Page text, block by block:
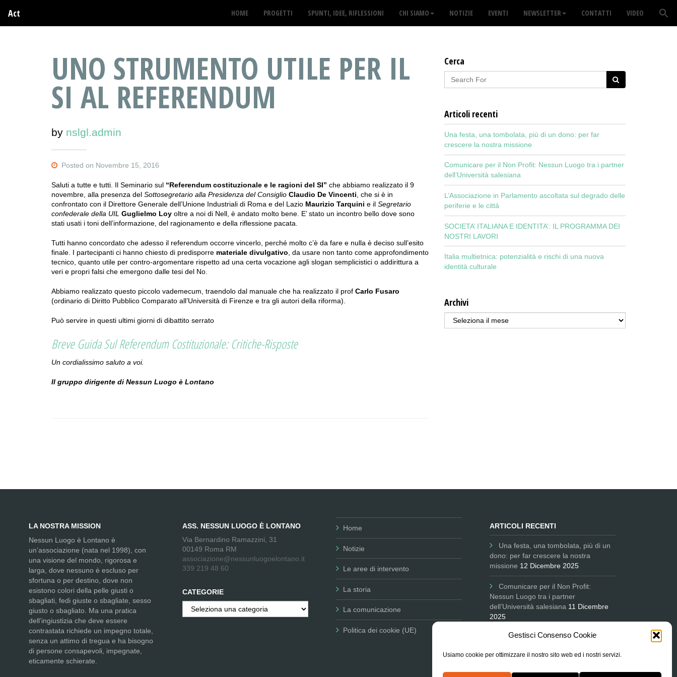
Gestisci Consenso Cookie
Usiamo cookie per ottimizzare il nostro sito web ed i nostri servizi.
Act HOME PROGETTI SPUNTI, IDEE, RIFLESSIONI CHI SIAMO NOTIZIE EVENTI NEWSLETTER CONTATTI VIDEO
UNO STRUMENTO UTILE PER IL
SI AL REFERENDUM
by nslgl.admin
Posted on Novembre 15, 2016
Saluti a tutte e tutti. Il Seminario sul “Referendum costituzionale e le ragioni del SI” che abbiamo realizzato il 9
novembre, alla presenza del Sottosegretario alla Presidenza del Consiglio Claudio De Vincenti, che si è in
confrontato con il Direttore Generale dell’Unione Industriali di Roma e del Lazio Maurizio Tarquini e il Segretario
confederale della UIL Guglielmo Loy oltre a noi di Nell, è andato molto bene. E’ stato un incontro bello dove sono
stati usati i toni dell’informazione, del ragionamento e della riflessione pacata.
Tutti hanno concordato che adesso il referendum occorre vincerlo, perché molto c’è da fare e nulla è deciso sull’esito
finale. I partecipanti ci hanno chiesto di predisporre materiale divulgativo, da usare non tanto come approfondimento
tecnico, quanto utile per contro-argomentare rispetto ad una certa vocazione agli slogan semplicistici o addirittura a
veri e propri falsi che emergono dalle tesi del No.
Abbiamo realizzato questo piccolo vademecum, traendolo dal manuale che ha realizzato il prof Carlo Fusaro
(ordinario di Diritto Pubblico Comparato all’Università di Firenze e tra gli autori della riforma).
Può servire in questi ultimi giorni di dibattito serrato
Breve Guida Sul Referendum Costituzionale: Critiche-Risposte
Un cordialissimo saluto a voi.
Il gruppo dirigente di Nessun Luogo è Lontano
Cerca
Articoli recenti
Una festa, una tombolata, più di un dono: per far
crescere la nostra missione
Comunicare per il Non Profit: Nessun Luogo tra i partner
dell’Università salesiana
L’Associazione in Parlamento ascoltata sul degrado delle
periferie e le città
SOCIETA’ ITALIANA E IDENTITA’: IL PROGRAMMA DEI
NOSTRI LAVORI
Italia multietnica: potenzialità e rischi di una nuova
identità culturale
Archivi
Archivi
LA NOSTRA MISSION
Nessun Luogo è Lontano è
un’associazione (nata nel 1998), con
una visione del mondo, rigorosa e
larga, dove nessuno è escluso per
sfortuna o per destino, dove non
esistono colori della pelle giusti o
sbagliati, fedi giuste o sbagliate, sesso
giusto o sbagliato. Ma una pratica
dell’ingiustizia che deve essere
contrastata richiede un impegno totale,
senza un attimo di tregua e ha bisogno
di persone consapevoli, impegnate,
eticamente schierate.
ASS. NESSUN LUOGO È LONTANO
Via Bernardino Ramazzini, 31
00149 Roma RM
associazione@nessunluogoelontano.it
339 219 48 60
CATEGORIE
Categorie
Home
Notizie
Le aree di intervento
La storia
La comunicazione
Politica dei cookie (UE)
ARTICOLI RECENTI
Una festa, una tombolata, più di un
dono: per far crescere la nostra
missione 12 Dicembre 2025
Comunicare per il Non Profit:
Nessun Luogo tra i partner
dell’Università salesiana 11 Dicembre
2025
L’Associazione in Parlamento
le città 9 Ottobre 2025